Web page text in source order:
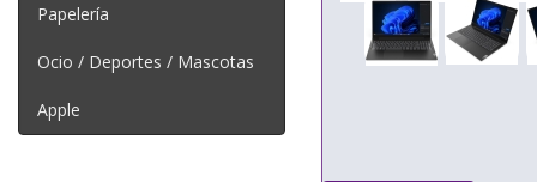
Papelería
Ocio / Deportes / Mascotas
Apple